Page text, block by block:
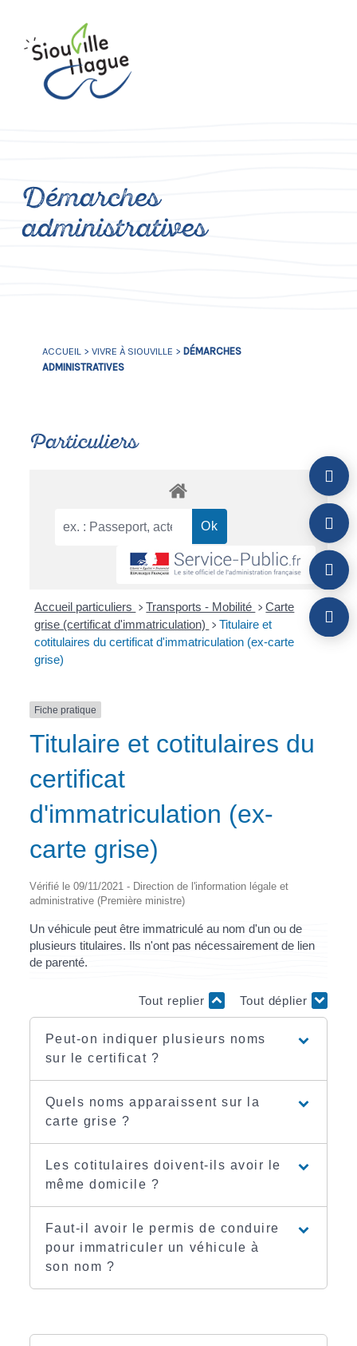
Démarches
administratives
ACCUEIL > VIVRE À SIOUVILLE > DÉMARCHES
ADMINISTRATIVES
Particuliers
Accueil particuliers > Transports - Mobilité > Carte
grise (certificat d'immatriculation) > Titulaire et
cotitulaires du certificat d'immatriculation (ex-carte
grise)
Fiche pratique
Titulaire et cotitulaires du
certificat
d'immatriculation (ex-
carte grise)
Vérifié le 09/11/2021 - Direction de l'information légale et
administrative (Première ministre)
Un véhicule peut être immatriculé au nom d'un ou de
plusieurs titulaires. Ils n'ont pas nécessairement de lien
de parenté.
Tout replier Tout déplier
Peut-on indiquer plusieurs noms
sur le certificat ?
Quels noms apparaissent sur la
carte grise ?
Les cotitulaires doivent-ils avoir le
même domicile ?
Faut-il avoir le permis de conduire
pour immatriculer un véhicule à
son nom ?